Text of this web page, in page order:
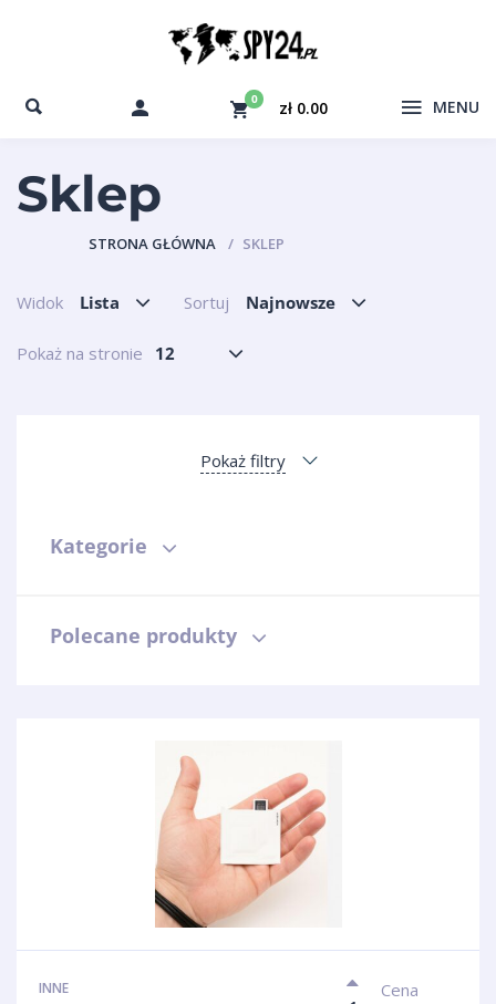
0 zł 0.00 MENU
Sklep
STRONA GŁÓWNA SKLEP
Widok Lista Sortuj Najnowsze
Pokaż na stronie 12
Pokaż filtry
Kategorie
Polecane produkty
INNE Cena